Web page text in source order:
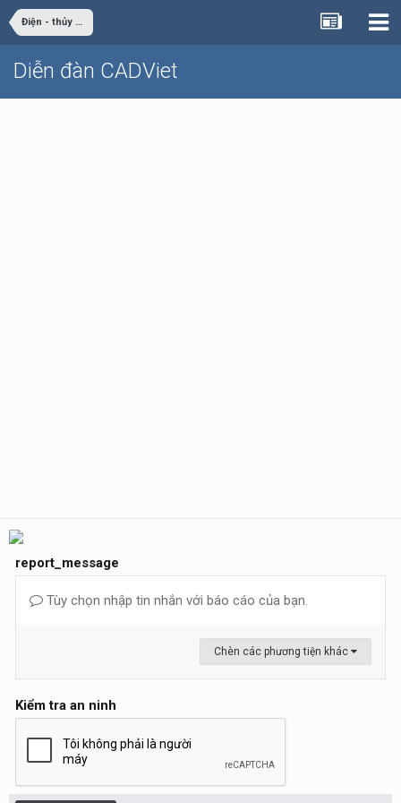
Điện - thủy điện
Diễn đàn CADViet
report_message
Tùy chọn nhập tin nhắn với báo cáo của bạn.
Chèn các phương tiện khác
Kiểm tra an ninh